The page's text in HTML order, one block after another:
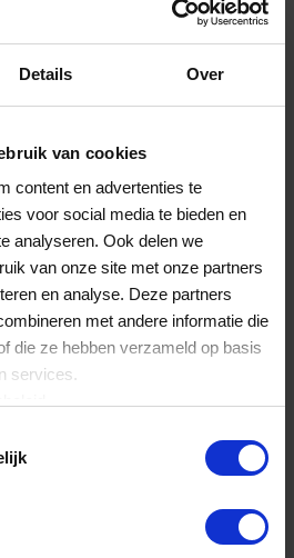
Details Over
van cookies
content en advertenties te
voor social media te bieden en
analyseren. Ook delen we
van onze site met onze partners
en analyse. Deze partners
met andere informatie die
die ze hebben verzameld op basis
services.
registreren